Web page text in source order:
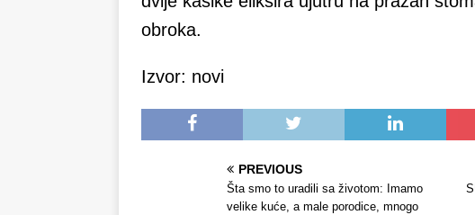
obroka.
Izvor: novi
PREVIOUS
Šta smo to uradili sa životom: Imamo
velike kuće, a male porodice, mnogo